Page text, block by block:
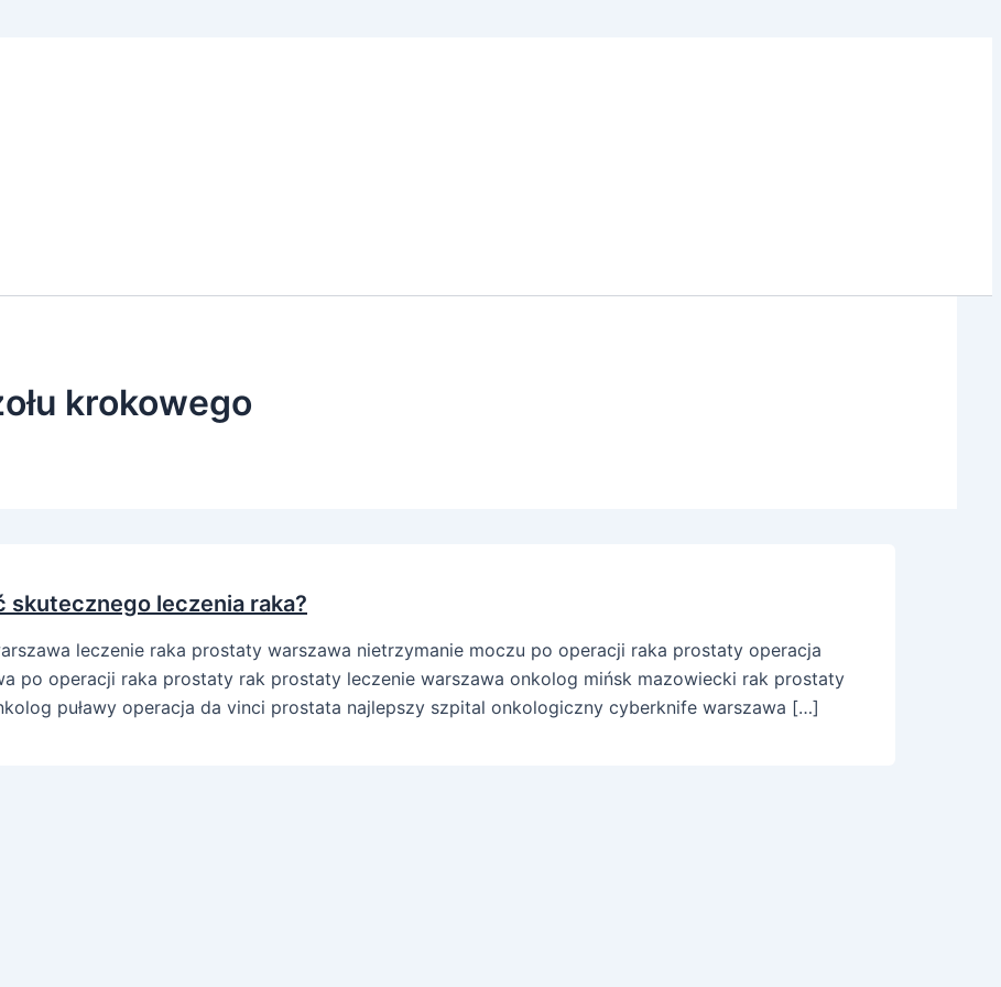
krokowego
skutecznego leczenia raka?
leczenie raka prostaty warszawa nietrzymanie moczu po operacji raka prostaty operacja
po operacji raka prostaty rak prostaty leczenie warszawa onkolog mińsk mazowiecki rak prostaty
puławy operacja da vinci prostata najlepszy szpital onkologiczny cyberknife warszawa […]